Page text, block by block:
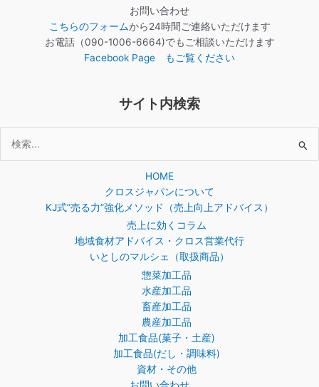
お問い合わせ
こちらのフォームから24時間ご連絡いただけます
お電話（090-1006-6664)でもご相談いただけます
Facebook Page もご覧ください
サイト内検索
索
HOME
クロスジャパンについて
KJ式”売る力”強化メソッド（売上向上アドバイス）
売上に効くコラム
地域食材アドバイス・クロス営業代行
いとしのマルシェ（取扱商品）
惣菜加工品
水産加工品
畜産加工品
農産加工品
加工食品(菓子・土産)
加工食品(だし・調味料)
資材・その他
お問い合わせ